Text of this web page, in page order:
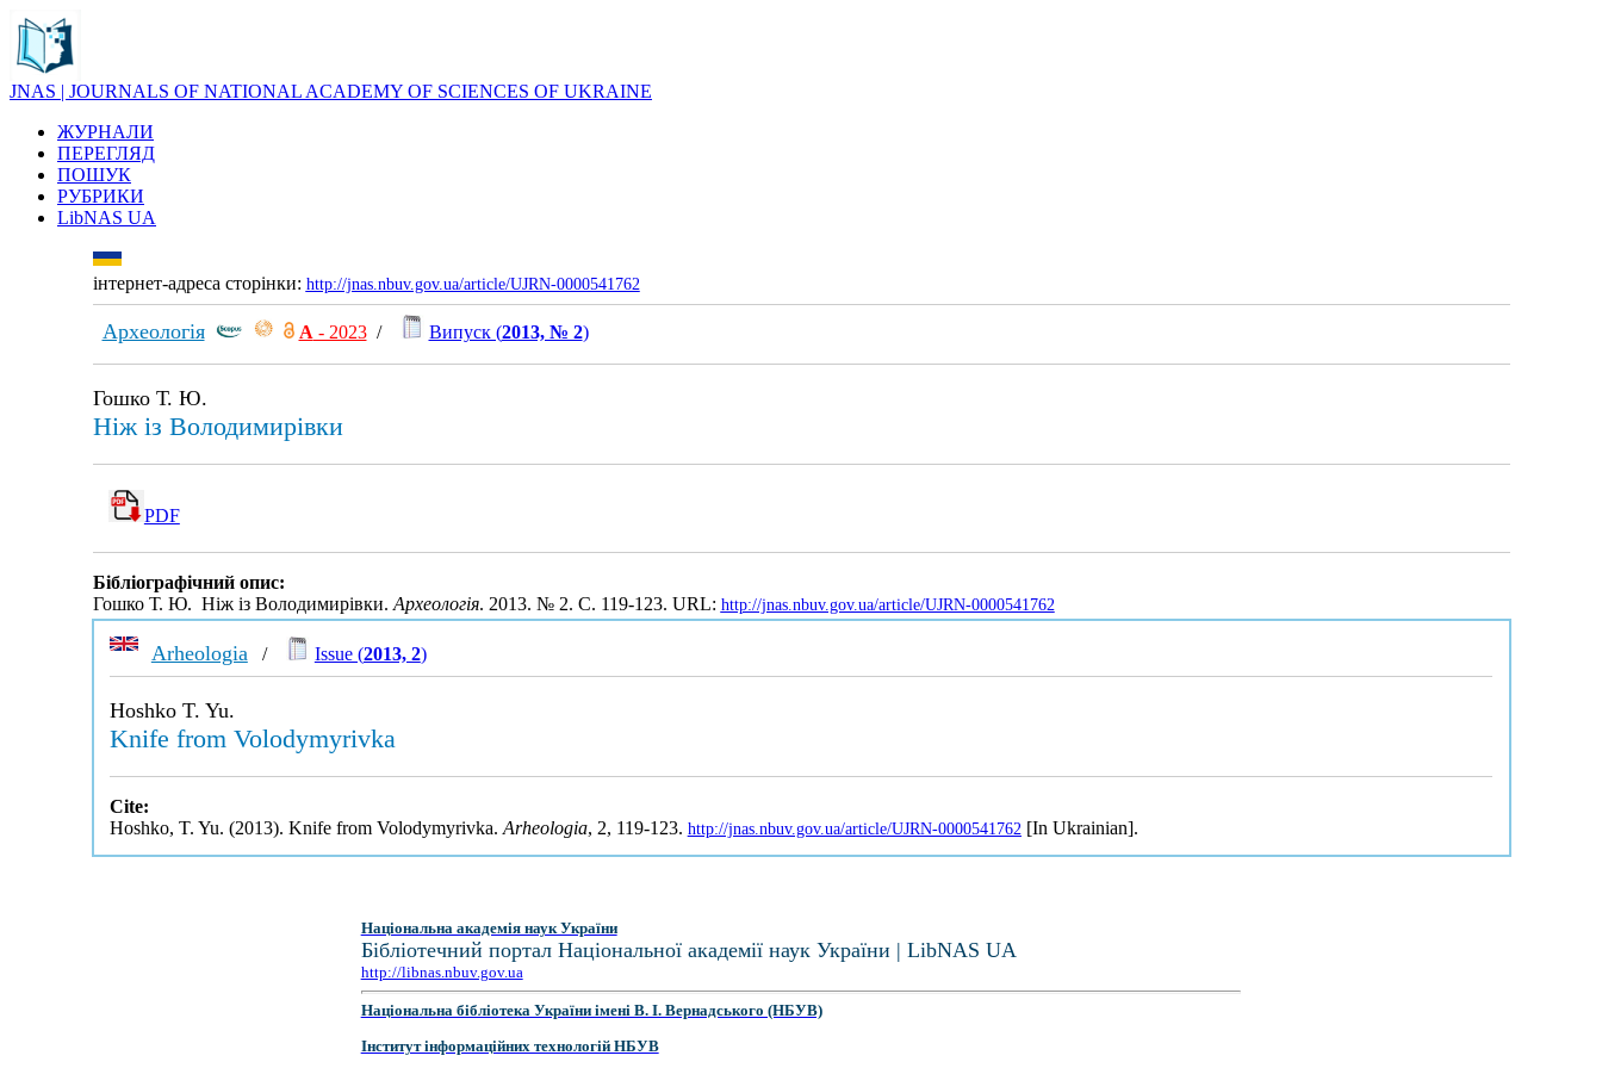
JNAS | JOURNALS OF NATIONAL ACADEMY OF SCIENCES OF UKRAINE
ЖУРНАЛИ
ПЕРЕГЛЯД
ПОШУК
РУБРИКИ
LibNAS UA
інтернет-адреса сторінки: http://jnas.nbuv.gov.ua/article/UJRN-0000541762
Археологія А - 2023/ Випуск (2013, № 2)
Гошко Т. Ю.
Ніж із Володимирівки
PDF
Бібліографічний опис:
Гошко Т. Ю. Ніж із Володимирівки.Археологія. 2013. № 2. С. 119-123. URL: http://jnas.nbuv.gov.ua/article/UJRN-0000541762
Arheologia / Issue (2013, 2)
Hoshko T. Yu.
Knife from Volodymyrivka
Cite:
Hoshko, T. Yu. (2013). Knife from Volodymyrivka. Arheologia, 2, 119-123. http://jnas.nbuv.gov.ua/article/UJRN-0000541762 [In Ukrainian].
Національна академія наук України
Бібліотечний портал Національної академії наук України | LibNAS UA
http://libnas.nbuv.gov.ua
Національна бібліотека України імені В. І. Вернадського (НБУВ)
Інститут інформаційних технологій НБУВ